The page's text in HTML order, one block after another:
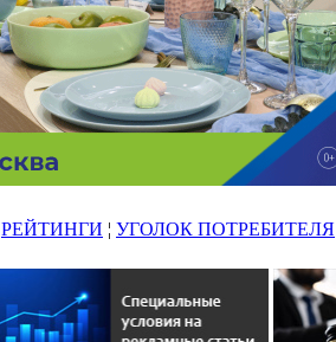
РЕЙТИНГИ ¦ УГОЛОК ПОТРЕБИТЕЛЯ